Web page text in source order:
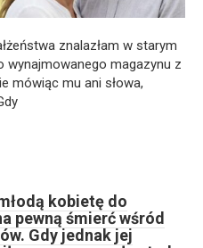
znalazłam w starym
magazynu z
mówiąc mu ani słowa,
kobietę do
pewną śmierć wśród
Gdy jednak jej